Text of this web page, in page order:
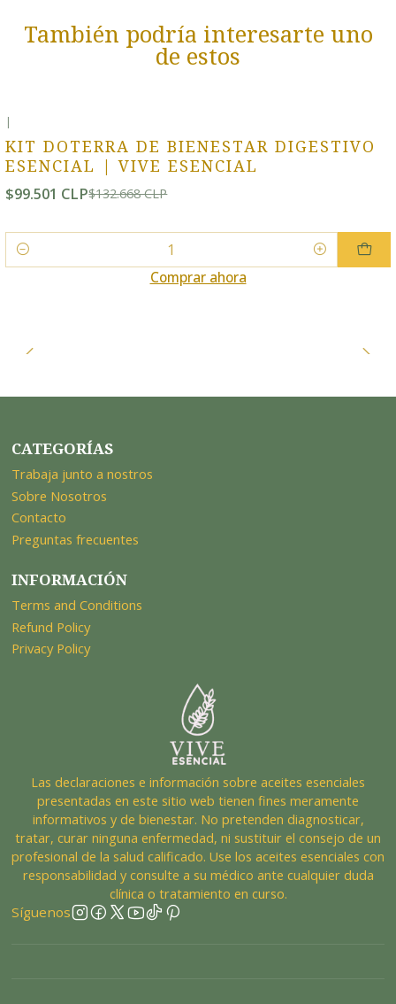
También podría interesarte uno
de estos
|
KIT DOTERRA DE BIENESTAR DIGESTIVO
ESENCIAL | VIVE ESENCIAL
$99.501 CLP$132.668 CLP
Cantidad
Comprar ahora
CATEGORÍAS
Trabaja junto a nostros
Sobre Nosotros
Contacto
Preguntas frecuentes
INFORMACIÓN
Terms and Conditions
Refund Policy
Privacy Policy
Las declaraciones e información sobre aceites esenciales
presentadas en este sitio web tienen fines meramente
informativos y de bienestar. No pretenden diagnosticar,
tratar, curar ninguna enfermedad, ni sustituir el consejo de un
profesional de la salud calificado. Use los aceites esenciales con
responsabilidad y consulte a su médico ante cualquier duda
clínica o tratamiento en curso.
Síguenos